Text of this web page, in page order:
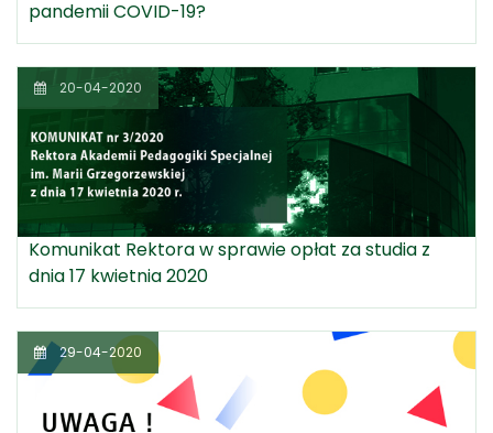
pandemii COVID-19?
20-04-2020
Komunikat Rektora w sprawie opłat za studia z
dnia 17 kwietnia 2020
29-04-2020